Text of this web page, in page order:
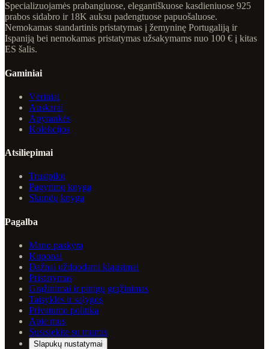
Specializuojamės prabangiuose, elegantiškuose kasdieniuose 925
prabos sidabro ir 18K auksu padengtuose papuošaluose.
Nemokamas standartinis pristatymas į žemyninę Portugaliją ir
Ispaniją bei nemokamas pristatymas užsakymams nuo 100 € į kitas
ES šalis.
Gaminiai
Vėriniai
Auskarai
Apyrankės
Kolekcijos
Atsiliepimai
Trustpilot
Pagyrimų knyga
Skundų knyga
Pagalba
Mano paskyra
Kuponai
Dažnai užduodami klausimai
Pristatymas
Grąžinimai ir pinigų grąžinimas
Taisyklės ir sąlygos
Privatumo politika
Apie mus
Susisiekite su mumis
Slapukų nustatymai